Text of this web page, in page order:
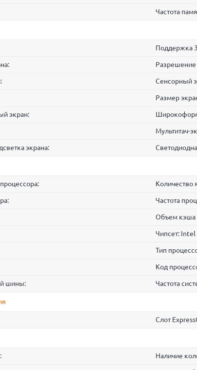
Частота
Поддержка
Разрешение
Сенсорный
Размер
экран:
Мультитач-
экрана:
Количество
Частота
Объем кэша
Чипсет: Intel
Тип
Код
шины: Частота
Слот
Наличие